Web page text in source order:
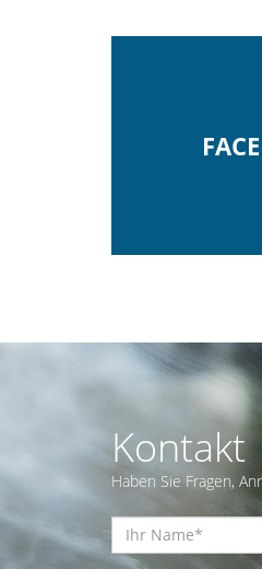
Kontakt
Haben Sie Fragen,